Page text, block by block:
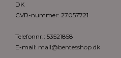
DK
CVR-nummer: 27057721
Telefonnr.: 53521858
E-mail: mail@bentesshop.dk